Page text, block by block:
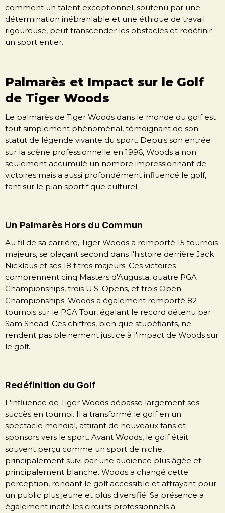
comment un talent exceptionnel, soutenu par une
détermination inébranlable et une éthique de travail
rigoureuse, peut transcender les obstacles et redéfinir
un sport entier.
Palmarès et Impact sur le Golf
de Tiger Woods
Le palmarès de Tiger Woods dans le monde du golf est
tout simplement phénoménal, témoignant de son
statut de légende vivante du sport. Depuis son entrée
sur la scène professionnelle en 1996, Woods a non
seulement accumulé un nombre impressionnant de
victoires mais a aussi profondément influencé le golf,
tant sur le plan sportif que culturel.
Un Palmarès Hors du Commun
Au fil de sa carrière, Tiger Woods a remporté 15 tournois
majeurs, se plaçant second dans l'histoire derrière Jack
Nicklaus et ses 18 titres majeurs. Ces victoires
comprennent cinq Masters d'Augusta, quatre PGA
Championships, trois U.S. Opens, et trois Open
Championships. Woods a également remporté 82
tournois sur le PGA Tour, égalant le record détenu par
Sam Snead. Ces chiffres, bien que stupéfiants, ne
rendent pas pleinement justice à l'impact de Woods sur
le golf.
Redéfinition du Golf
L'influence de Tiger Woods dépasse largement ses
succès en tournoi. Il a transformé le golf en un
spectacle mondial, attirant de nouveaux fans et
sponsors vers le sport. Avant Woods, le golf était
souvent perçu comme un sport de niche,
principalement suivi par une audience plus âgée et
principalement blanche. Woods a changé cette
perception, rendant le golf accessible et attrayant pour
un public plus jeune et plus diversifié. Sa présence a
également incité les circuits professionnels à